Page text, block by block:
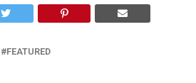
FEATURED